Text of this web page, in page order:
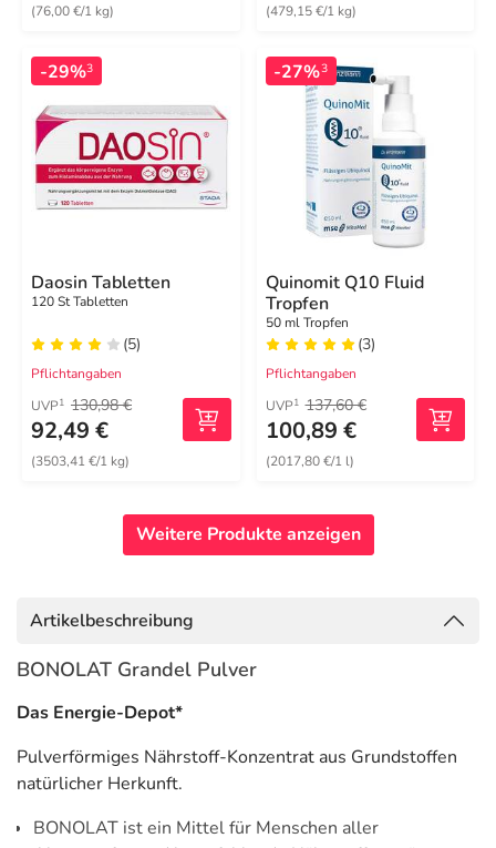
(76,00 €/1 kg) (479,15 €/1 kg)
-29%3
Daosin Tabletten
120 St Tabletten
(5)
Pflichtangaben
UVP1 130,98 €
92,49 €
(3503,41 €/1 kg)
-27%3
Quinomit Q10 Fluid
Tropfen
50 ml Tropfen
(3)
Pflichtangaben
UVP1 137,60 €
100,89 €
(2017,80 €/1 l)
Weitere Produkte anzeigen
Artikelbeschreibung
BONOLAT Grandel Pulver
Das Energie-Depot*
Pulverförmiges Nährstoff-Konzentrat aus Grundstoffen
natürlicher Herkunft.
BONOLAT ist ein Mittel für Menschen aller